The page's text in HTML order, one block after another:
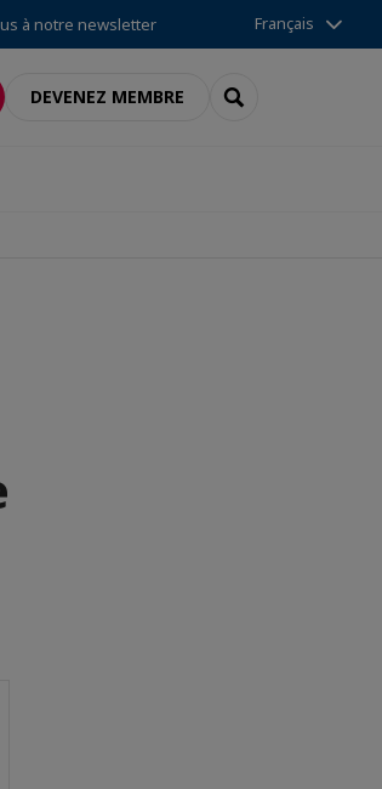
à notre newsletter Français
DEVENEZ MEMBRE RECHERCHER